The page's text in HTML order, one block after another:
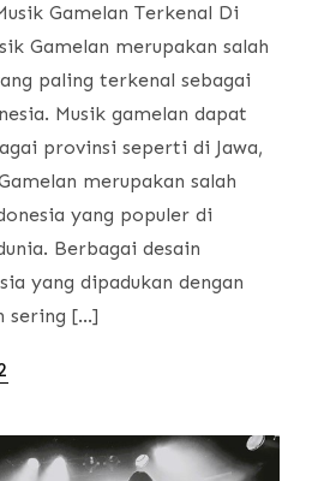
Gamelan Terkenal Di
Gamelan merupakan salah
paling terkenal sebagai
Musik gamelan dapat
provinsi seperti di Jawa,
merupakan salah
yang populer di
Berbagai desain
yang dipadukan dengan
sering […]